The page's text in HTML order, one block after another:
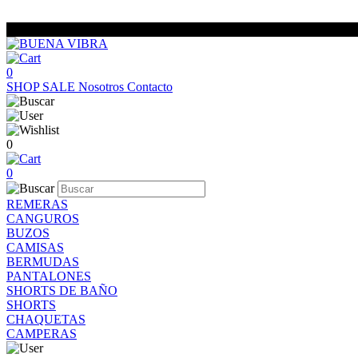
0
SHOP SALE Nosotros Contacto
0
0
REMERAS
CANGUROS
BUZOS
CAMISAS
BERMUDAS
PANTALONES
SHORTS DE BAÑO
SHORTS
CHAQUETAS
CAMPERAS